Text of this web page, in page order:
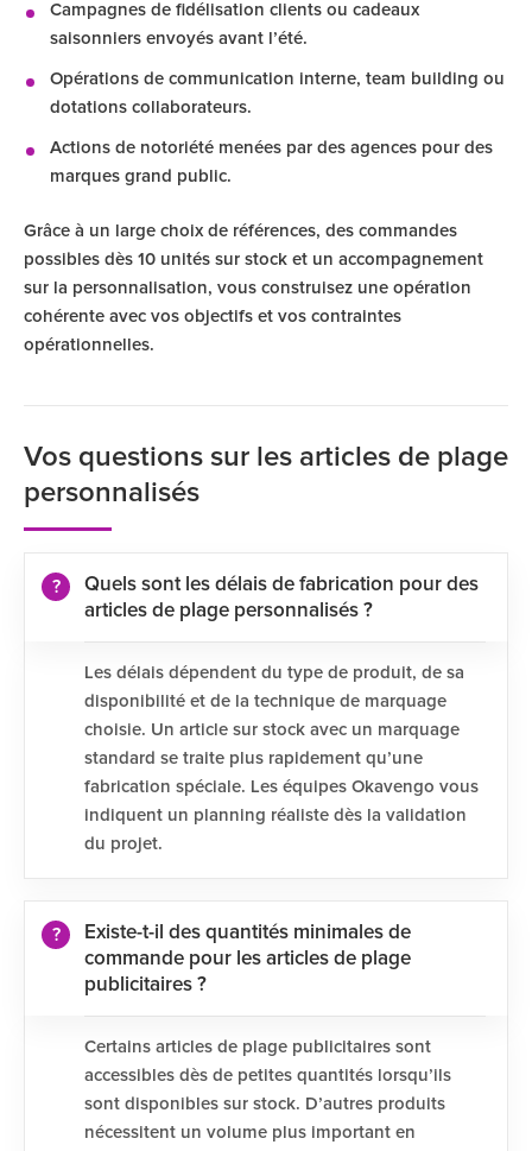
Campagnes de fidélisation clients ou cadeaux
saisonniers envoyés avant l’été.
Opérations de communication interne, team building ou
dotations collaborateurs.
Actions de notoriété menées par des agences pour des
marques grand public.
Grâce à un large choix de références, des commandes
possibles dès 10 unités sur stock et un accompagnement
sur la personnalisation, vous construisez une opération
cohérente avec vos objectifs et vos contraintes
opérationnelles.
Vos questions sur les articles de plage
personnalisés
Quels sont les délais de fabrication pour des
articles de plage personnalisés ?
Les délais dépendent du type de produit, de sa
disponibilité et de la technique de marquage
choisie. Un article sur stock avec un marquage
standard se traite plus rapidement qu’une
fabrication spéciale. Les équipes Okavengo vous
indiquent un planning réaliste dès la validation
du projet.
Existe-t-il des quantités minimales de
commande pour les articles de plage
publicitaires ?
Certains articles de plage publicitaires sont
accessibles dès de petites quantités lorsqu’ils
sont disponibles sur stock. D’autres produits
nécessitent un volume plus important en